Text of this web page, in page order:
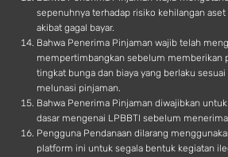
sepenuhnya terhadap risiko kehilangan aset
akibat gagal bayar.
Bahwa Penerima Pinjaman wajib telah
mempertimbangkan sebelum memberikan
tingkat bunga dan biaya yang berlaku
melunasi pinjaman.
Bahwa Penerima Pinjaman diwajibkan
dasar mengenai LPBBTI sebelum
Pengguna Pendanaan dilarang
platform ini untuk segala bentuk kegiatan